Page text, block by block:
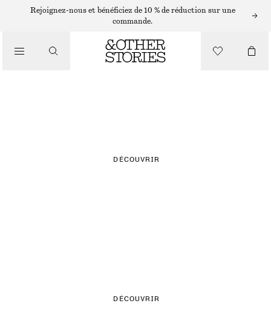
Rejoignez-nous et bénéficiez de 10 % de réduction sur une
commande.
DÉCOUVRIR
DÉCOUVRIR